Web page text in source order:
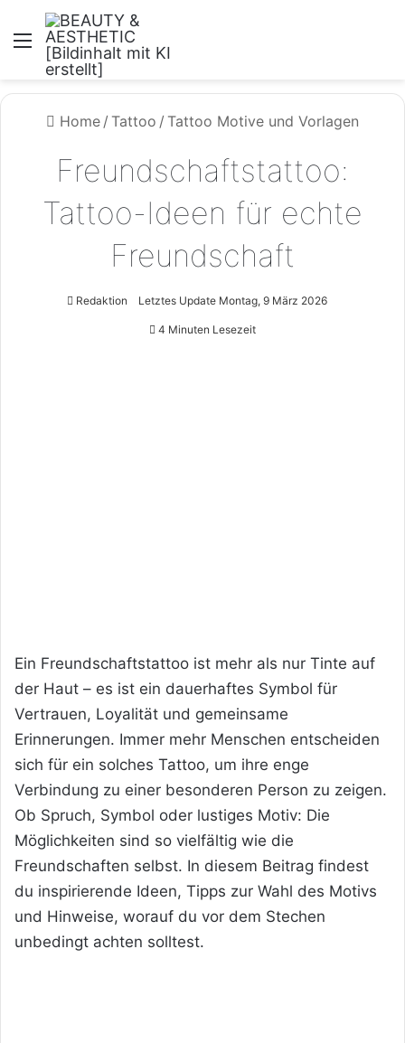
Menü
Home / Tattoo / Tattoo Motive und Vorlagen
Freundschaftstattoo:
Tattoo-Ideen für echte
Freundschaft
Redaktion Letztes Update Montag, 9 März 2026
4 Minuten Lesezeit
Ein Freundschaftstattoo ist mehr als nur Tinte auf
der Haut – es ist ein dauerhaftes Symbol für
Vertrauen, Loyalität und gemeinsame
Erinnerungen. Immer mehr Menschen entscheiden
sich für ein solches Tattoo, um ihre enge
Verbindung zu einer besonderen Person zu zeigen.
Ob Spruch, Symbol oder lustiges Motiv: Die
Möglichkeiten sind so vielfältig wie die
Freundschaften selbst. In diesem Beitrag findest
du inspirierende Ideen, Tipps zur Wahl des Motivs
und Hinweise, worauf du vor dem Stechen
unbedingt achten solltest.